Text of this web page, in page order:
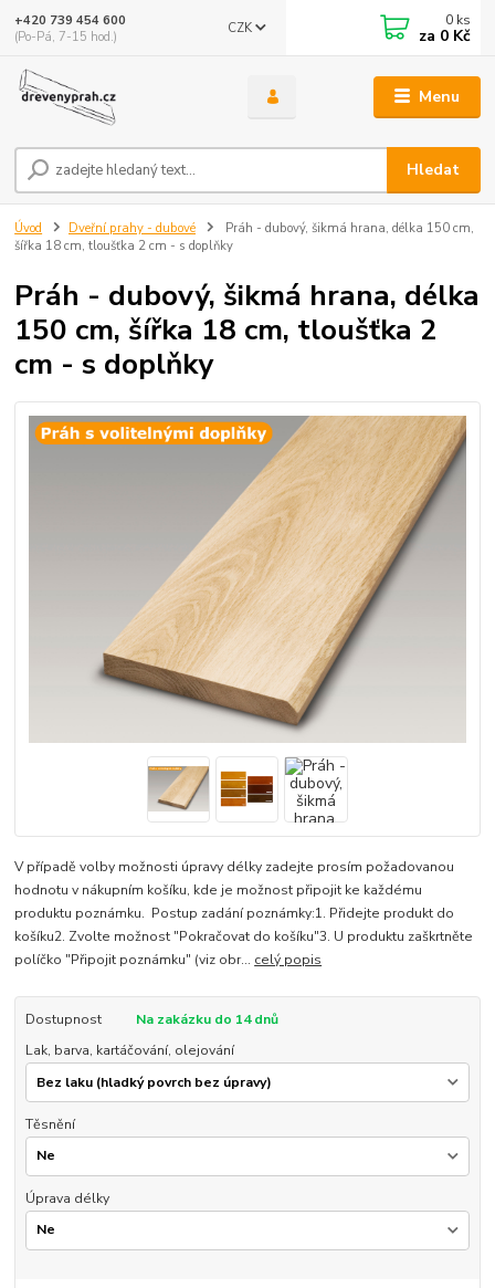
Menu
CZK
Hledat
+420 739 454 600
(Po-Pá, 7-15 hod.)
0 ks
za 0 Kč
Úvod Dveřní prahy - dubové
Práh - dubový, šikmá hrana, délka 150 cm,
šířka 18 cm, tloušťka 2 cm - s doplňky
Práh - dubový, šikmá hrana, délka
150 cm, šířka 18 cm, tloušťka 2
cm - s doplňky
V případě volby možnosti úpravy délky zadejte prosím požadovanou
hodnotu v nákupním košíku, kde je možnost připojit ke každému
produktu poznámku. Postup zadání poznámky:1. Přidejte produkt do
košíku2. Zvolte možnost "Pokračovat do košíku"3. U produktu zaškrtněte
políčko "Připojit poznámku" (viz obr... celý popis
Dostupnost
Na zakázku do 14 dnů
Lak, barva, kartáčování, olejování
Těsnění
Úprava délky